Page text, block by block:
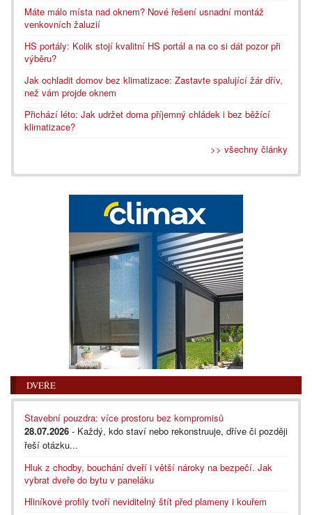
Máte málo místa nad oknem? Nové řešení usnadní montáž
venkovních žaluzií
HS portály: Kolik stojí kvalitní HS portál a na co si dát pozor při
výběru?
Jak ochladit domov bez klimatizace: Zastavte spalující žár dřív,
než vám projde oknem
Přichází léto: Jak udržet doma příjemný chládek i bez běžící
klimatizace?
>> všechny články
DVEŘE
Stavební pouzdra: více prostoru bez kompromisů
28.07.2026 - Každý, kdo staví nebo rekonstruuje, dříve či později
řeší otázku...
Hluk z chodby, bouchání dveří i větší nároky na bezpečí. Jak
vybrat dveře do bytu v paneláku
Hliníkové profily tvoří neviditelný štít před plameny i kouřem